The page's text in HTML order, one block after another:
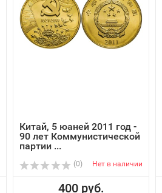
Китай, 5 юаней 2011 год -
90 лет Коммунистической
партии ...
(0) Нет в наличии
400 руб.